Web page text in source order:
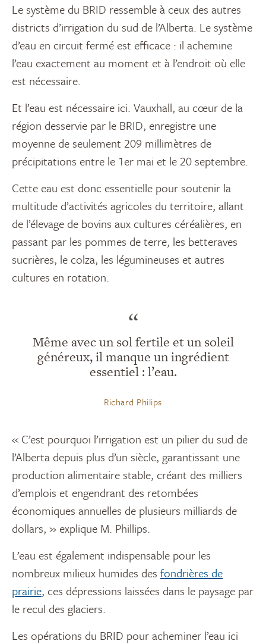
Le système du BRID ressemble à ceux des autres
districts d’irrigation du sud de l’Alberta. Le système
d’eau en circuit fermé est efficace : il achemine
l’eau exactement au moment et à l’endroit où elle
est nécessaire.
Et l’eau est nécessaire ici. Vauxhall, au cœur de la
région desservie par le BRID, enregistre une
moyenne de seulement 209 millimètres de
précipitations entre le 1er mai et le 20 septembre.
Cette eau est donc essentielle pour soutenir la
multitude d’activités agricoles du territoire, allant
de l’élevage de bovins aux cultures céréalières, en
passant par les pommes de terre, les betteraves
sucrières, le colza, les légumineuses et autres
cultures en rotation.
“
Même avec un sol fertile et un soleil
généreux, il manque un ingrédient
essentiel : l’eau.
Richard Philips
« C’est pourquoi l’irrigation est un pilier du sud de
l’Alberta depuis plus d’un siècle, garantissant une
production alimentaire stable, créant des milliers
d’emplois et engendrant des retombées
économiques annuelles de plusieurs milliards de
dollars, » explique M. Phillips.
L’eau est également indispensable pour les
nombreux milieux humides des fondrières de
prairie, ces dépressions laissées dans le paysage par
le recul des glaciers.
Les opérations du BRID pour acheminer l’eau ici